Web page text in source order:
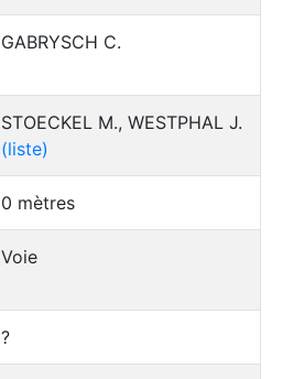
GABRYSCH C.
STOECKEL M., WESTPHAL J.
(liste)
0 mètres
Voie
?